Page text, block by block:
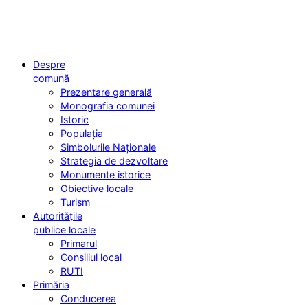
Despre
comună
Prezentare generală
Monografia comunei
Istoric
Populația
Simbolurile Naționale
Strategia de dezvoltare
Monumente istorice
Obiective locale
Turism
Autoritățile
publice locale
Primarul
Consiliul local
RUTI
Primăria
Conducerea